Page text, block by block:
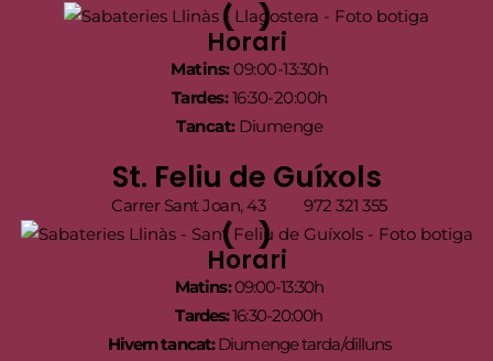
Horari
Matins:09:00-13:30h
Tardes:16:30-20:00h
Tancat:Diumenge
St. Feliu de Guíxols
Carrer Sant Joan, 43 972 321 355
Horari
Matins:09:00-13:30h
Tardes:16:30-20:00h
Hivern tancat:Diumenge tarda/dilluns